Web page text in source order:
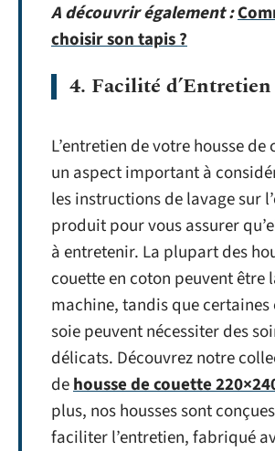
A découvrir également :
choisir son tapis ?
4. Facilité d’Entretien
L’entretien de votre housse de
un aspect important à
les instructions de lavage sur
produit pour vous assurer
à entretenir. La plupart des
couette en coton peuvent être
machine, tandis que certaines
soie peuvent nécessiter des
délicats. Découvrez notre
dehousse de couette
plus, nos housses sont
faciliter l’entretien, fabriqué